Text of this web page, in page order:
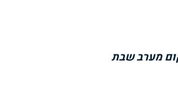
מערב שבת